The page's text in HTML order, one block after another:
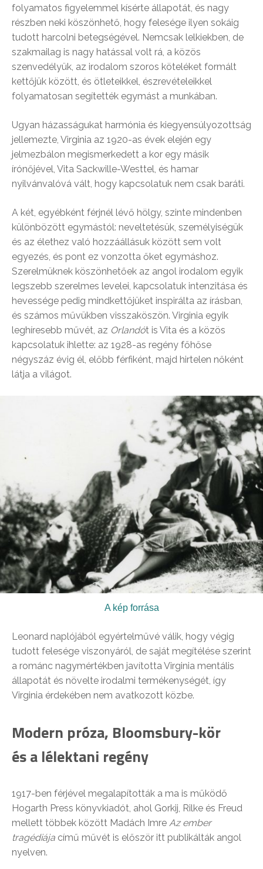
folyamatos figyelemmel kísérte állapotát, és nagy
részben neki köszönhető, hogy felesége ilyen sokáig
tudott harcolni betegségével. Nemcsak lelkiekben, de
szakmailag is nagy hatással volt rá, a közös
szenvedélyük, az irodalom szoros köteléket formált
kettőjük között, és ötleteikkel, észrevételeikkel
folyamatosan segítették egymást a munkában.
Ugyan házasságukat harmónia és kiegyensúlyozottság
jellemezte, Virginia az 1920-as évek elején egy
jelmezbálon megismerkedett a kor egy másik
írónőjével, Vita Sackwille-Westtel, és hamar
nyilvánvalóvá vált, hogy kapcsolatuk nem csak baráti.
A két, egyébként férjnél lévő hölgy, szinte mindenben
különbözött egymástól: neveltetésük, személyiségük
és az élethez való hozzáállásuk között sem volt
egyezés, és pont ez vonzotta őket egymáshoz.
Szerelmüknek köszönhetőek az angol irodalom egyik
legszebb szerelmes levelei, kapcsolatuk intenzitása és
hevessége pedig mindkettőjüket inspirálta az írásban,
és számos művükben visszaköszön. Virginia egyik
leghíresebb művét, az Orlandót is Vita és a közös
kapcsolatuk ihlette: az 1928-as regény főhőse
négyszáz évig él, előbb férfiként, majd hirtelen nőként
látja a világot.
A kép forrása
Leonard naplójából egyértelművé válik, hogy végig
tudott felesége viszonyáról, de saját megítélése szerint
a románc nagymértékben javította Virginia mentális
állapotát és növelte irodalmi termékenységét, így
Virginia érdekében nem avatkozott közbe.
Modern próza, Bloomsbury-kör
és a lélektani regény
1917-ben férjével megalapították a ma is működő
Hogarth Press könyvkiadót, ahol Gorkij, Rilke és Freud
mellett többek között Madách Imre Az ember
tragédiája című művét is először itt publikálták angol
nyelven.